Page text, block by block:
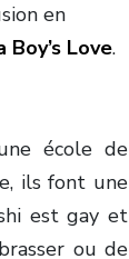
en
Boy’s Love.
école de
ils font une
est gay et
ou de